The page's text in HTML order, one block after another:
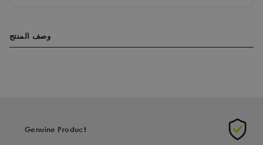
وصف المنتج
Genuine Product